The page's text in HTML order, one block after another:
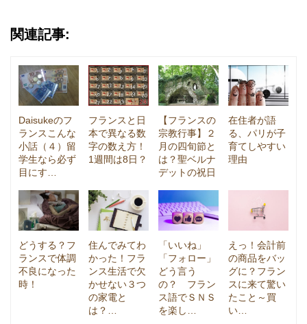
関連記事:
Daisukeのフ
ランスこんな
小話（４）留
学生なら必ず
目にす…
フランスと日
本で異なる数
字の数え方！
1週間は8日？
【フランスの
宗教行事】２
月の四旬節と
は？聖ベルナ
デットの祝日
在住者が語
る、パリが子
育てしやすい
理由
どうする？フ
ランスで体調
不良になった
時！
住んでみてわ
かった！フラ
ンス生活で欠
かせない３つ
の家電と
は？…
「いいね」
「フォロー」
どう言う
の？ フラン
ス語でＳＮＳ
を楽し…
えっ！会計前
の商品をバッ
グに？フラン
スに来て驚い
たこと～買
い…